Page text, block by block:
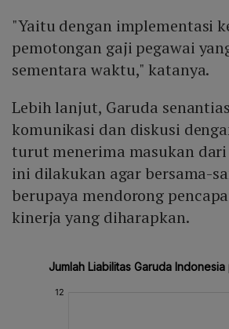
"Yaitu dengan implementasi
pemotongan gaji pegawai
sementara waktu," katanya.
Lebih lanjut, Garuda
komunikasi dan diskusi
turut menerima masukan dari
ini dilakukan agar bersama-
berupaya mendorong
kinerja yang diharapkan.